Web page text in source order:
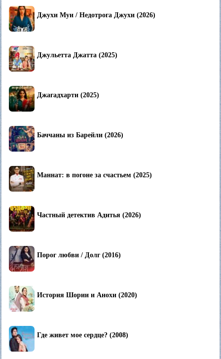
Джухи Муи / Недотрога Джухи (2026)
Джульетта Джатта (2025)
Джагадхарти (2025)
Баччаны из Барейли (2026)
Маннат: в погоне за счастьем (2025)
Частный детектив Адитья (2026)
Порог любви / Долг (2016)
История Шории и Анохи (2020)
Где живет мое сердце? (2008)